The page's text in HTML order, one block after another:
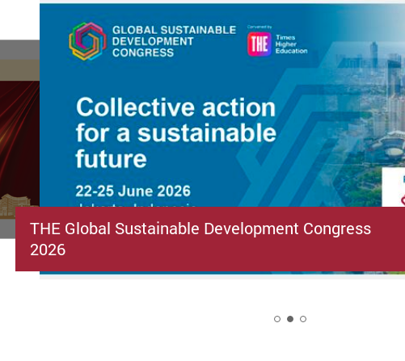
THE Global Sustainable Development Congress
2026